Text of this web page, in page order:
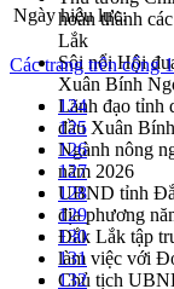
hoàn thành
Lắk
Sôi nổi Hội
Xuân Bính
Lãnh đạo tỉnh
đầu Xuân
Ngành nông
năm 2026
UBND tỉnh
địa phương
Đắk Lắk tập
làm việc với
Chủ tịch
Ngày hiệu lực:
Các trang trên cổng
124
125
126
127
128
129
130
131
132